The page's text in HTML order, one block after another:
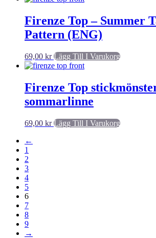
Firenze Top – Summer
Pattern (ENG)
69,00 kr Lägg Till I Varukorg
Firenze Top
sommarlinne
69,00 kr Lägg Till I Varukorg
←
1
2
3
4
5
6
7
8
9
→